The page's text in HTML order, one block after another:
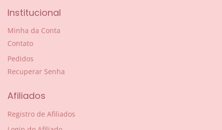
Institucional
Minha da Conta
Contato
Pedidos
Recuperar Senha
Afiliados
Registro de Afiliados